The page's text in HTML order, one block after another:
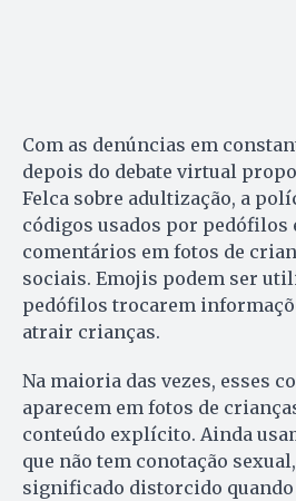
Com as denúncias em
depois do debate virtual
Felca sobre adultização, a
códigos usados por pedófilos
comentários em fotos de
sociais. Emojis podem ser
pedófilos trocarem
atrair crianças.
Na maioria das vezes, esses
aparecem em fotos de
conteúdo explícito. Ainda
que não tem conotação
significado distorcido